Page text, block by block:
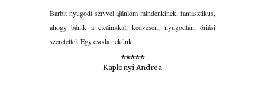
Barbit nyugodt szívvel ajánlom mindenkinek, fantasztikus,
ahogy bánik a cicáinkkal, kedvesen, nyugodtan, óriási
szeretettel. Egy csoda nekünk.
⭐⭐⭐⭐⭐
Kaplonyi Andrea